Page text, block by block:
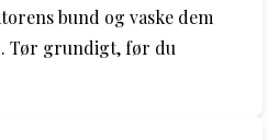
bund og vaske dem
Tør grundigt, før du